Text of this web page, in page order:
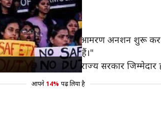
रही है। अब हमने आमरण अनशन शुरू कर
साथी अनशन कर रहे हैं।"
को कुछ होता है तो राज्य सरकार जिम्मेदार
आपने 14% पढ़ लिया है